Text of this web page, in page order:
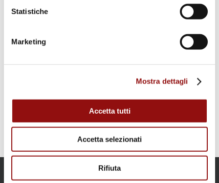
Statistiche
Marketing
Mostra dettagli
Accetta tutti
Accetta selezionati
Rifiuta
laboratori, conversazioni) in tutti i
Per saperne di più